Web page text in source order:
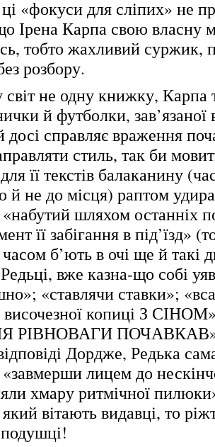
«фокуси для сліпих» не
Ірена Карпа свою власну
тобто жахливий суржик,
розбору.
не одну книжку, Карпа
й футболки,
досі справляє враження
стиль, так би
її текстів балаканину
не до місця) раптом
шляхом останніх
її забігання в під’їзд»
б’ють в очі ще й такі
вже казна-що собі
«ставлячи ставки»;
копиці З
РІВНОВАГИ
Дордже, Редька
лицем до
хмару ритмічної
вітають видавці, то